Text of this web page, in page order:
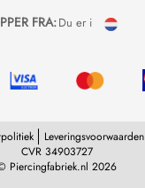
FRA:Du er i
Piercingfabriek.nl 2026
CVR 34903727
Leveringsvoorwaarden